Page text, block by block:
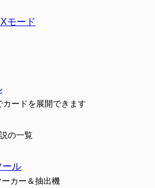
モード
ードを展開できます
の一覧
ール
カー＆抽出機